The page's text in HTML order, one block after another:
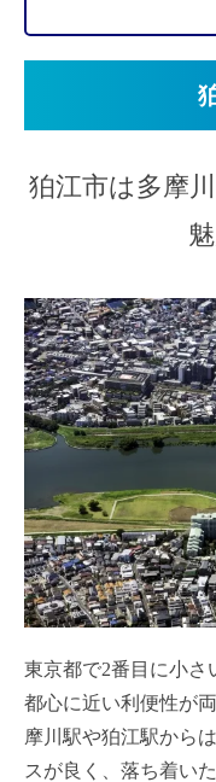
狛江市は多摩
東京都で2番目に小さ
都心に近い利便性が
摩川駅や狛江駅から
スが良く、落ち着い